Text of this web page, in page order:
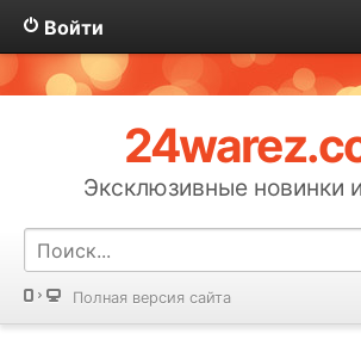
Войти
Эксклюзивные новинки
Полная версия сайта